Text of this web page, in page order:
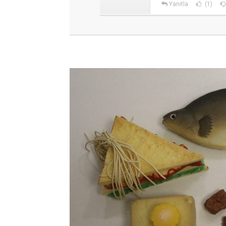
Yanıtla (1)